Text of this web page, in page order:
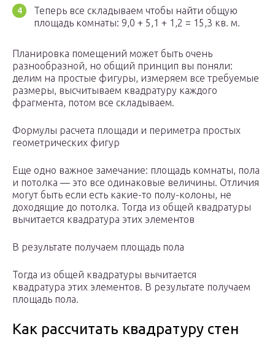
Теперь все складываем чтобы найти общую
площадь комнаты: 9,0 + 5,1 + 1,2 = 15,3 кв. м.
Планировка помещений может быть очень
разнообразной, но общий принцип вы поняли:
делим на простые фигуры, измеряем все требуемые
размеры, высчитываем квадратуру каждого
фрагмента, потом все складываем.
Формулы расчета площади и периметра простых
геометрических фигур
Еще одно важное замечание: площадь комнаты, пола
и потолка — это все одинаковые величины. Отличия
могут быть если есть какие-то полу-колоны, не
доходящие до потолка. Тогда из общей квадратуры
вычитается квадратура этих элементов
В результате получаем площадь пола
Тогда из общей квадратуры вычитается
квадратура этих элементов. В результате получаем
площадь пола.
Как рассчитать квадратуру стен